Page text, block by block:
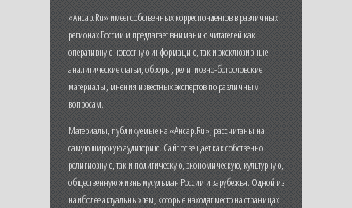
«Ансар.Ru» имеет собственных корреспондентов в различных
регионах России и предлагает вниманию читателей как
оперативную новостную информацию, так и эксклюзивные
аналитические статьи, обзоры, религиозно-богословские
материалы, мнения известных экспертов по различным
вопросам.
Материалы, публикуемые на «Ансар.Ru», рассчитаны на
самую широкую аудиторию. Сайт освещает как собственно
религиозную, так и политическую, экономическую, культурную,
общественную жизнь мусульман России и зарубежья. Одной из
наиболее актуальных тем, которые находят место на страницах